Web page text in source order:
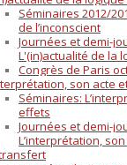
Séminaires 2012/
de l’inconscient
Journées et demi-
L'(in)actualité de la
Congrès de Paris
son acte
Séminaires:
effets
Journées et demi-
L’interprétation,